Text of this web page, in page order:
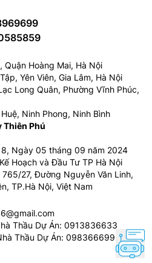
Quận Hoàng Mai, Hà Nội
Yên Viên, Gia Lâm, Hà Nội
Long Quân, Phường Vĩnh Phúc,
Ninh Phong, Ninh Bình
Thiên Phú
Ngày 05 tháng 09 năm 2024
Hoạch và Đầu Tư TP Hà Nội
27, Đường Nguyễn Văn Linh,
TP.Hà Nội, Việt Nam
Thầu Dự Án: 0913836633
Thầu Dự Án: 0983666996